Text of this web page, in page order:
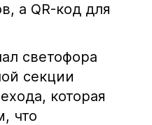
а QR-код для
светофора
секции
которая
что